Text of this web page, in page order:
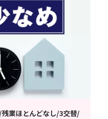
残業ほとんどなし/3交替/